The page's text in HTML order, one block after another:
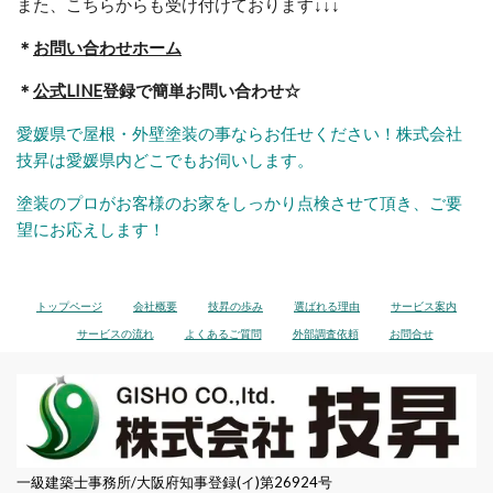
＊ お問い合わせホーム
＊ 公式LINE登録で簡単お問い合わせ☆
愛媛県で屋根・外壁塗装の事ならお任せください！株式会社
技昇は愛媛県内どこでもお伺いします。
塗装のプロがお客様のお家をしっかり点検させて頂き、ご要
望にお応えします！
トップページ 会社概要 技昇の歩み 選ばれる理由 サービス案内
サービスの流れ よくあるご質問 外部調査依頼 お問合せ
一級建築士事務所/大阪府知事登録(イ)第26924号